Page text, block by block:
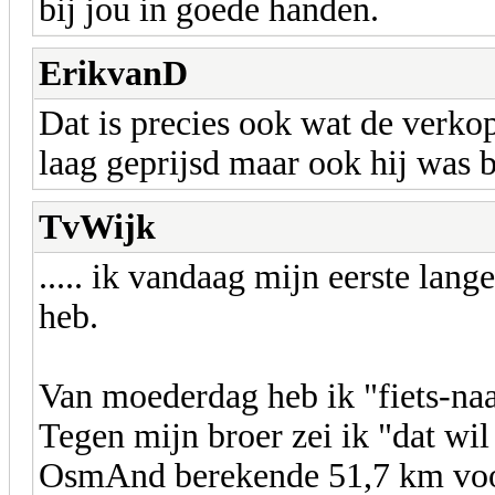
bij jou in goede handen.
ErikvanD
Dat is precies ook wat de
laag geprijsd maar ook hij was
TvWijk
..... ik vandaag mijn eerste
heb.
Van moederdag heb ik "fiets-
Tegen mijn broer zei ik "dat
OsmAnd berekende 51,7 km